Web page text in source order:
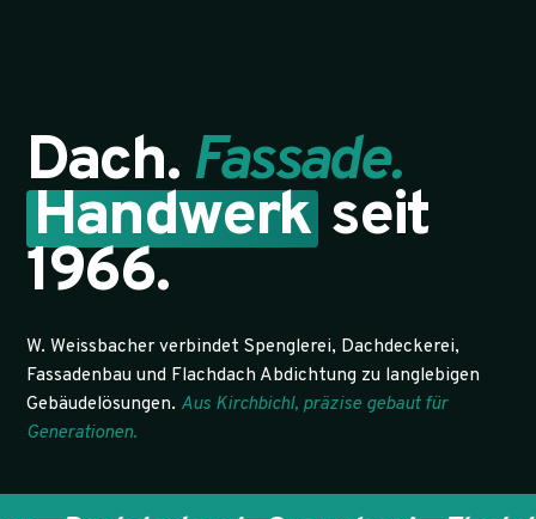
Dach. Fassade.
Handwerkseit
1966.
W. Weissbacher verbindet Spenglerei, Dachdeckerei,
Fassadenbau und Flachdach Abdichtung zu langlebigen
Gebäudelösungen. Aus Kirchbichl, präzise gebaut für
Generationen.